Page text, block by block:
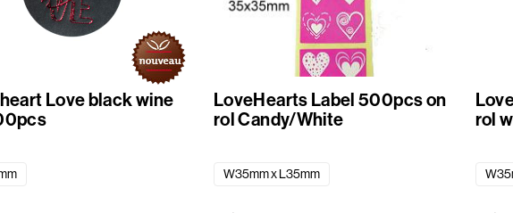
Love black wine
LoveHearts Label 500pcs on
rol Candy/White
W35mm x L35mm